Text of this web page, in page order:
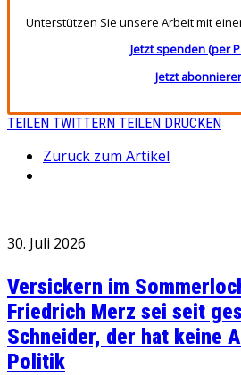
Unterstützen Sie unsere Arbeit mit
Jetzt spenden (per
Jetzt
TEILEN TWITTERN TEILEN DRUCKEN
Zurück zum Artikel
30. Juli 2026
Versickern im
Friedrich Merz sei seit
Schneider, der hat keine
Politik